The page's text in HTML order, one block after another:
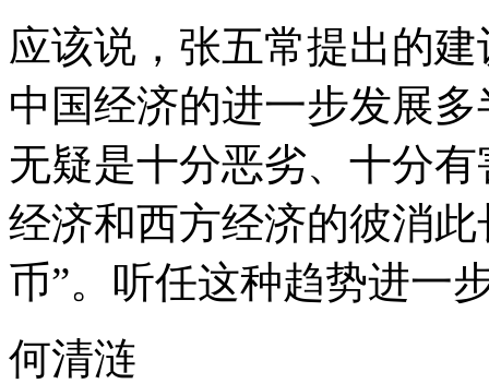
应该说，张五常提出的
中国经济的进一步发展
无疑是十分恶劣、十分
经济和西方经济的彼消
币”。听任这种趋势进一
何清涟